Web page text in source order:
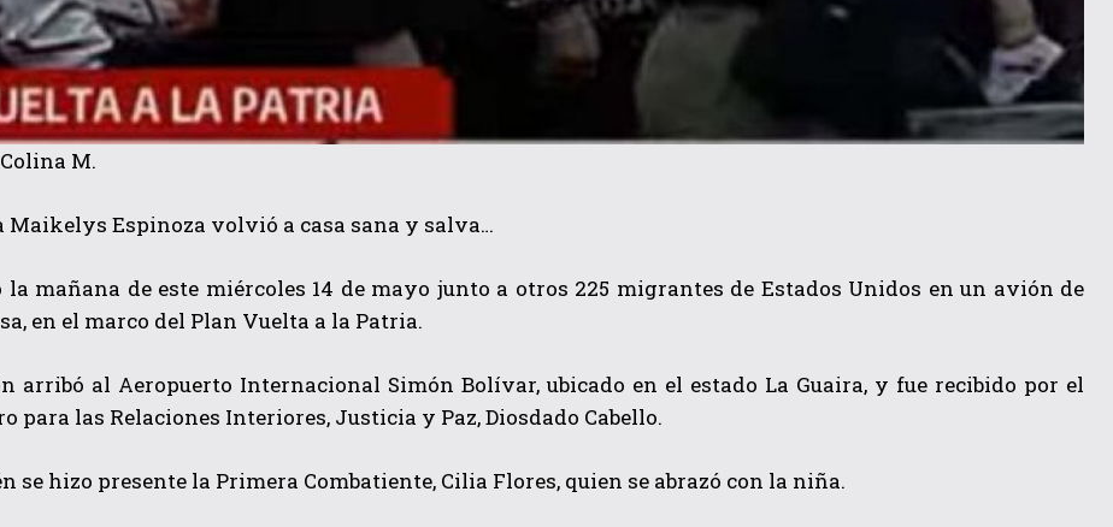
M.
Maikelys Espinoza volvió a casa sana y salva…
la mañana de este miércoles 14 de mayo junto a otros 225 migrantes de Estados Unidos en un avión de
en el marco del Plan Vuelta a la Patria.
arribó al Aeropuerto Internacional Simón Bolívar, ubicado en el estado La Guaira, y fue recibido por el
para las Relaciones Interiores, Justicia y Paz, Diosdado Cabello.
se hizo presente la Primera Combatiente, Cilia Flores, quien se abrazó con la niña.